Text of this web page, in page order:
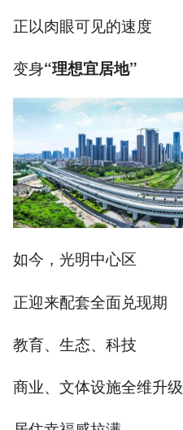
正以肉眼可见的速度
变身“理想宜居地”
如今，光明中心区
正迎来配套全面兑现期
教育、生态、科技
商业、文体设施全维升级